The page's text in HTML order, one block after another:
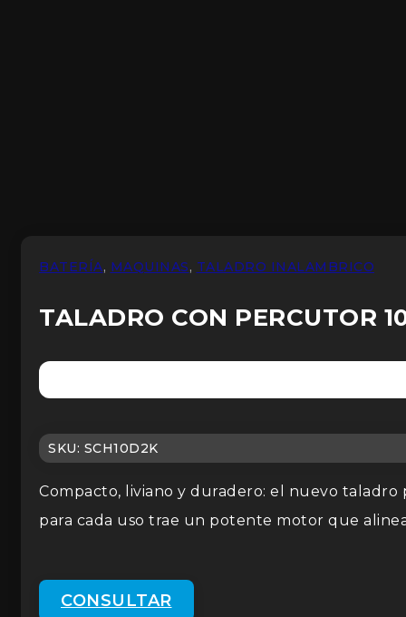
BATERÍA, MAQUINAS, TALADRO INALAMBRICO
TALADRO CON PERCUTOR
SKU: SCH10D2K
Compacto, liviano y duradero: el nuevo taladro
para cada uso trae un potente motor que
CONSULTAR